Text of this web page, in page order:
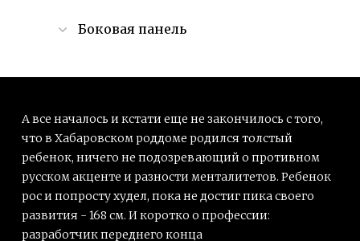
Боковая панель
РУБРИКИ
Favorite (15)
А все началось и кстати еще не закончилось с того,
что в Хабаровском роддоме родился толстый
ребенок, ничего не подозревающий о противном
русском акценте и разности менталитетов. Ребенок
рос и попросту худел, пока не достиг пика своего
развития - 168 см. И коротко о профессии:
разработчик переднего конца